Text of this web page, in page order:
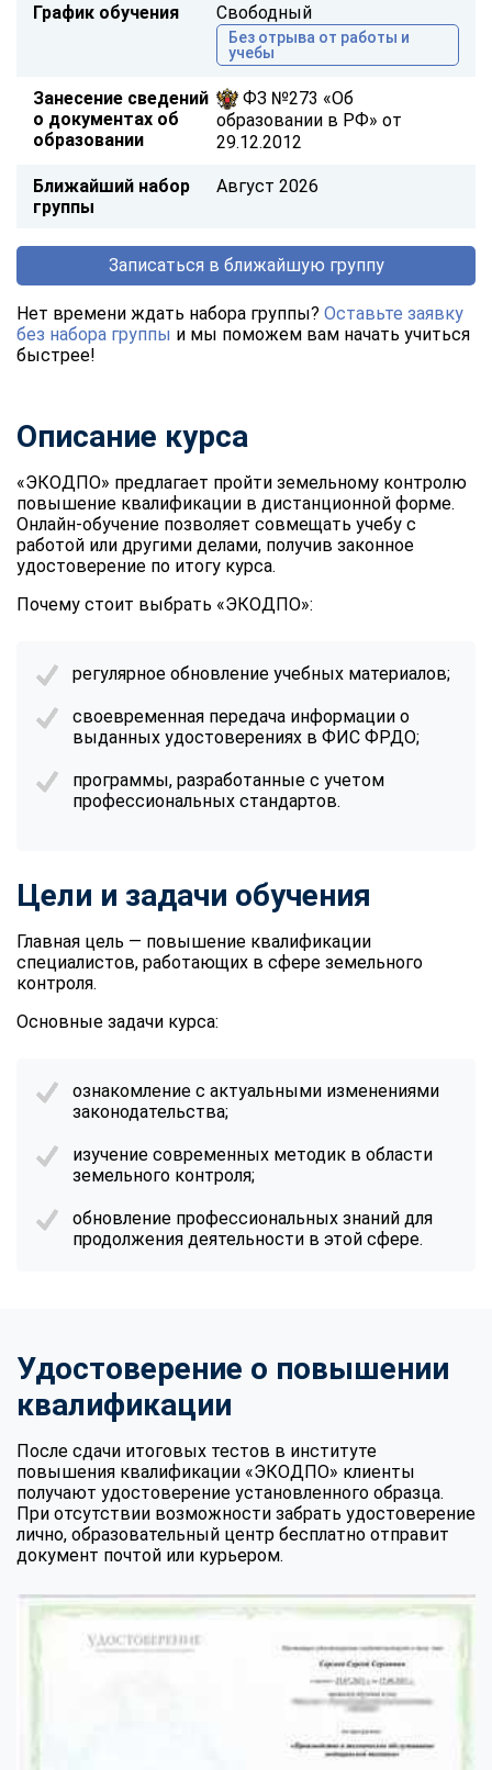
График обучения Свободный
Без отрыва от работы и
учебы
Занесение сведений
о документах об
образовании
ФЗ №273 «Об
образовании в РФ» от
29.12.2012
Ближайший набор
группы
Август 2026
Записаться в ближайшую группу
Нет времени ждать набора группы? Оставьте заявку
без набора группы и мы поможем вам начать учиться
быстрее!
Описание курса
«ЭКОДПО» предлагает пройти земельному контролю
повышение квалификации в дистанционной форме.
Онлайн-обучение позволяет совмещать учебу с
работой или другими делами, получив законное
удостоверение по итогу курса.
Почему стоит выбрать «ЭКОДПО»:
регулярное обновление учебных материалов;
своевременная передача информации о
выданных удостоверениях в ФИС ФРДО;
программы, разработанные с учетом
профессиональных стандартов.
Цели и задачи обучения
Главная цель — повышение квалификации
специалистов, работающих в сфере земельного
контроля.
Основные задачи курса:
ознакомление с актуальными изменениями
законодательства;
изучение современных методик в области
земельного контроля;
обновление профессиональных знаний для
продолжения деятельности в этой сфере.
Удостоверение о повышении
квалификации
После сдачи итоговых тестов в институте
повышения квалификации «ЭКОДПО» клиенты
получают удостоверение установленного образца.
При отсутствии возможности забрать удостоверение
лично, образовательный центр бесплатно отправит
документ почтой или курьером.